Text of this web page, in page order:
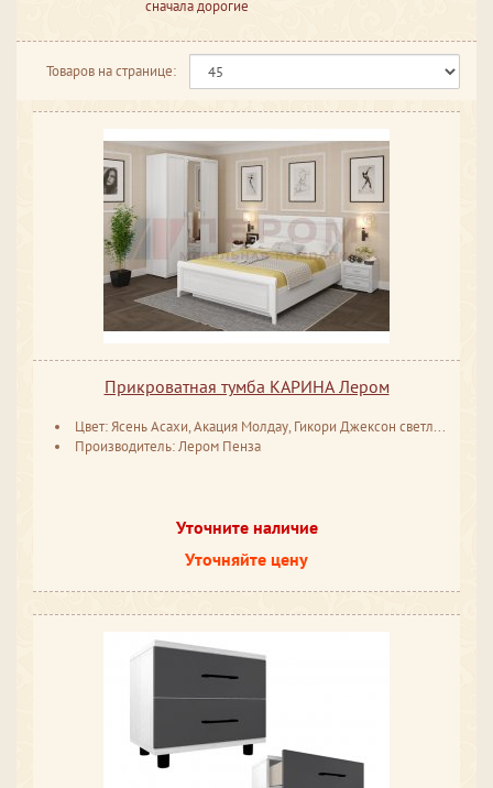
сначала дорогие
Товаров на странице:
Прикроватная тумба КАРИНА Лером
Цвет: Ясень Асахи, Акация Молдау, Гикори Джексон светлый, Снежный ясень, Серый кашемир, Серый оникс
Производитель: Лером Пенза
Уточните наличие
Уточняйте цену